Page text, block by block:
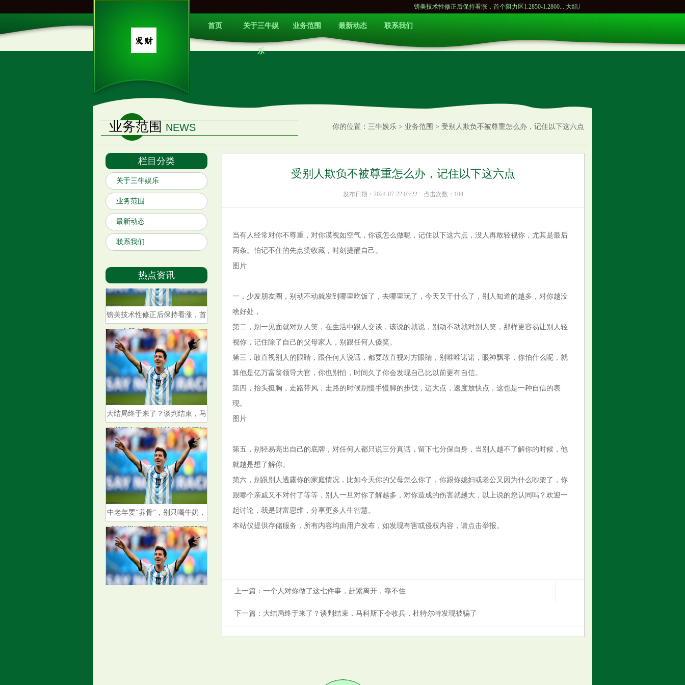
镑美技术性修正后保持看涨，首个阻力区1.2850-1.2860... 大结局终于来了？谈判结束，马科斯下令收兵
首页 关于三牛娱
乐
业务范围 最新动态 联系我们
业务范围 NEWS 你的位置： 三牛娱乐 > 业务范围 > 受别人欺负不被尊重怎么办，记住以下这六点
栏目分类
关于三牛娱乐
业务范围
最新动态
联系我们
热点资讯
镑美技术性修正后保持看涨，首
个阻力区1.2850-1.2860
大结局终于来了？谈判结束，马
科斯下令收兵，杜特尔特发现被
骗了
中老年要“养骨”，别只喝牛奶，
多吃5样“天然高钙菜”，腿脚有
劲精神足
受别人欺负不被尊重怎么办，记住以下这六点
发布日期：2024-07-22 03:22 点击次数：104
当有人经常对你不尊重，对你漠视如空气，你该怎么做呢，记住以下这六点，没人再敢轻视你，尤其是最后
两条。怕记不住的先点赞收藏，时刻提醒自己。
图片
一，少发朋友圈，别动不动就发到哪里吃饭了，去哪里玩了，今天又干什么了，别人知道的越多，对你越没
啥好处，
第二，别一见面就对别人笑，在生活中跟人交谈，该说的就说，别动不动就对别人笑，那样更容易让别人轻
视你，记住除了自己的父母家人，别跟任何人傻笑。
第三，敢直视别人的眼睛，跟任何人说话，都要敢直视对方眼睛，别唯唯诺诺，眼神飘零，你怕什么呢，就
算他是亿万富翁领导大官，你也别怕，时间久了你会发现自己比以前更有自信。
第四，抬头挺胸，走路带风，走路的时候别慢手慢脚的步伐，迈大点，速度放快点，这也是一种自信的表
现。
图片
第五，别轻易亮出自己的底牌，对任何人都只说三分真话，留下七分保自身，当别人越不了解你的时候，他
就越是想了解你。
第六，别跟别人透露你的家庭情况，比如今天你的父母怎么你了，你跟你媳妇或老公又因为什么吵架了，你
跟哪个亲戚又不对付了等等，别人一旦对你了解越多，对你造成的伤害就越大，以上说的您认同吗？欢迎一
起讨论，我是财富思维，分享更多人生智慧。
本站仅提供存储服务，所有内容均由用户发布，如发现有害或侵权内容，请点击举报。
上一篇： 一个人对你做了这七件事，赶紧离开，靠不住
下一篇： 大结局终于来了？谈判结束，马科斯下令收兵，杜特尔特发现被骗了